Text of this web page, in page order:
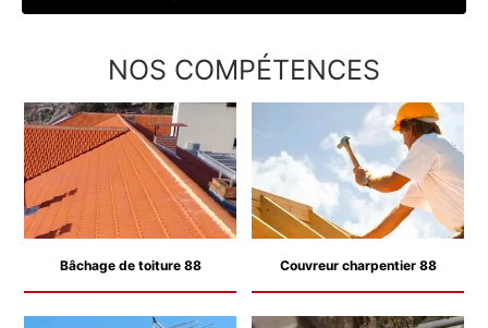
NOS COMPÉTENCES
Bâchage de toiture 88 Couvreur charpentier 88